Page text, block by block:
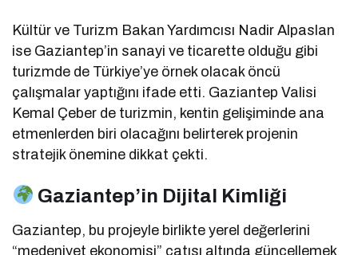
Kültür ve Turizm Bakan Yardımcısı Nadir Alpaslan
ise Gaziantep’in sanayi ve ticarette olduğu gibi
turizmde de Türkiye’ye örnek olacak öncü
çalışmalar yaptığını ifade etti. Gaziantep Valisi
Kemal Çeber de turizmin, kentin gelişiminde ana
etmenlerden biri olacağını belirterek projenin
stratejik önemine dikkat çekti.
Gaziantep’in Dijital Kimliği
Gaziantep, bu projeyle birlikte yerel değerlerini
“medeniyet ekonomisi” çatısı altında güncellemek